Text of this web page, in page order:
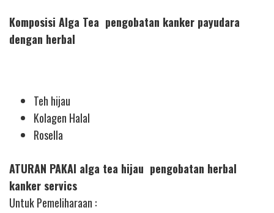
Komposisi Alga Tea pengobatan kanker payudara
dengan herbal
Teh hijau
Kolagen Halal
Rosella
ATURAN PAKAI alga tea hijau pengobatan herbal
kanker servics
Untuk Pemeliharaan :